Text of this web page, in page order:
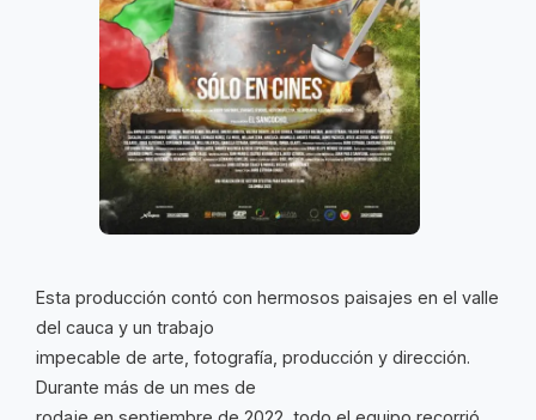
Esta producción contó con hermosos paisajes en el valle
del cauca y un trabajo
impecable de arte, fotografía, producción y dirección.
Durante más de un mes de